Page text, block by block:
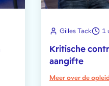
Gilles Tack 1
Kritische
aangifte
Meer over de